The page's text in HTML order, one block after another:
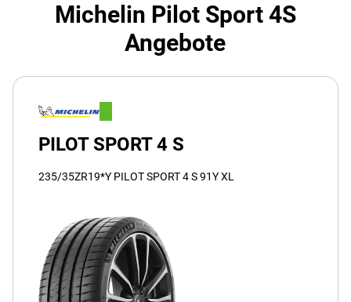
Michelin Pilot Sport 4S
Angebote
PILOT SPORT 4 S
235/35ZR19*Y PILOT SPORT 4 S 91Y XL